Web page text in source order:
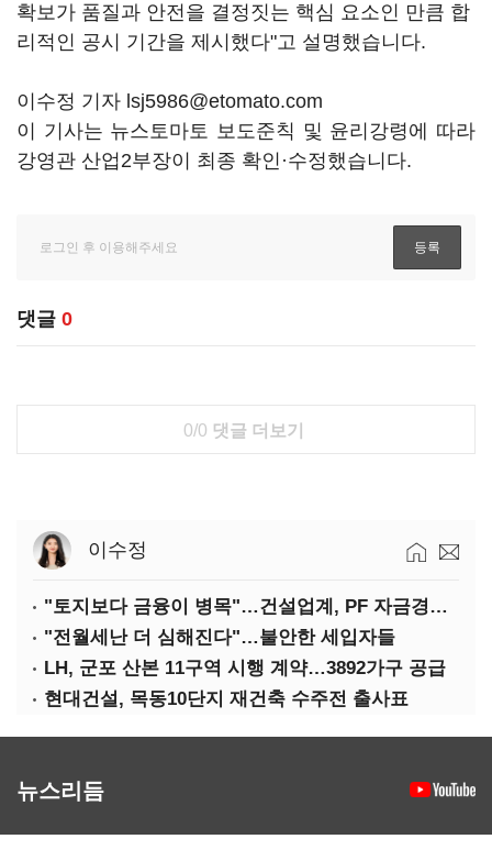
확보가 품질과 안전을 결정짓는 핵심 요소인 만큼 합
리적인 공시 기간을 제시했다"고 설명했습니다.
이수정 기자 lsj5986@etomato.com
이 기사는 뉴스토마토 보도준칙 및 윤리강령에 따라
강영관 산업2부장이 최종 확인·수정했습니다.
댓글 0
0/0 댓글 더보기
이수정
"토지보다 금융이 병목"…건설업계, PF 자금경색 해소 목소리
"전월세난 더 심해진다"…불안한 세입자들
LH, 군포 산본 11구역 시행 계약…3892가구 공급
현대건설, 목동10단지 재건축 수주전 출사표
뉴스리듬